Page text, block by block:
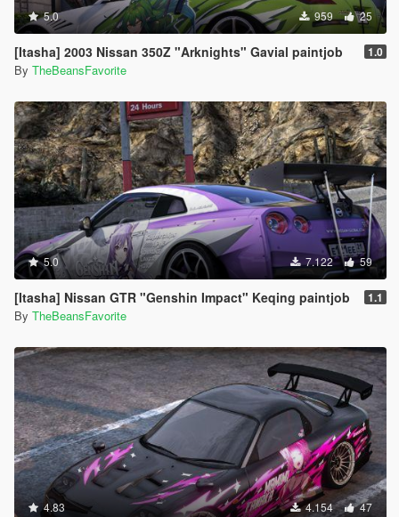
5.0 959 25
[Itasha] 2003 Nissan 350Z "Arknights" Gavial paintjob 1.0
By TheBeansFavorite
5.0 7.122 59
[Itasha] Nissan GTR "Genshin Impact" Keqing paintjob 1.1
By TheBeansFavorite
4.83 4.154 47